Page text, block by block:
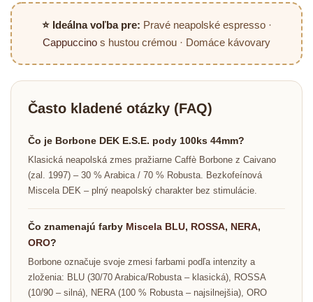
⭐ Ideálna voľba pre: Pravé neapolské espresso ·
Cappuccino s hustou crémou · Domáce kávovary
Často kladené otázky (FAQ)
Čo je Borbone DEK E.S.E. pody 100ks 44mm?
Klasická neapolská zmes pražiarne Caffè Borbone z Caivano
(zal. 1997) – 30 % Arabica / 70 % Robusta. Bezkofeínová
Miscela DEK – plný neapolský charakter bez stimulácie.
Čo znamenajú farby Miscela BLU, ROSSA, NERA,
ORO?
Borbone označuje svoje zmesi farbami podľa intenzity a
zloženia: BLU (30/70 Arabica/Robusta – klasická), ROSSA
(10/90 – silná), NERA (100 % Robusta – najsilnejšia), ORO